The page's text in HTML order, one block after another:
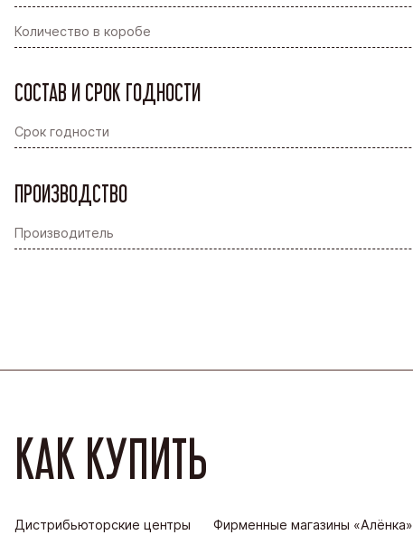
Количество в коробе
СОСТАВ И СРОК ГОДНОСТИ
Срок годности
ПРОИЗВОДСТВО
Производитель
КАК КУПИТЬ
Дистрибьюторские центры Фирменные магазины «Алёнка»